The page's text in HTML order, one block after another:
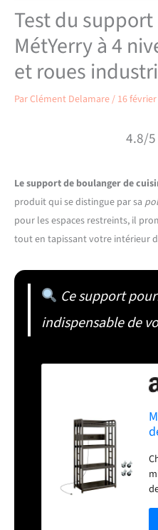
Test du
MétYerry à 4
et roues
ParClément Delamare/ 16
4.8/5
Le support de boulanger de
produit qui se distingue par sa
pour les espaces restreints, il
tout en tapissant votre intérieur
Ce support
indispensable de